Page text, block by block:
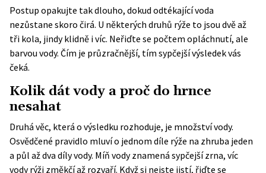
Postup opakujte tak dlouho, dokud odtékající voda
nezůstane skoro čirá. U některých druhů rýže to jsou dvě až
tři kola, jindy klidně i víc. Neřiďte se počtem opláchnutí, ale
barvou vody. Čím je průzračnější, tím sypčejší výsledek vás
čeká.
Kolik dát vody a proč do hrnce
nesahat
Druhá věc, která o výsledku rozhoduje, je množství vody.
Osvědčené pravidlo mluví o jednom díle rýže na zhruba jeden
a půl až dva díly vody. Míň vody znamená sypčejší zrna, víc
vody rýži změkčí až rozvaří. Když si nejste jistí, řiďte se